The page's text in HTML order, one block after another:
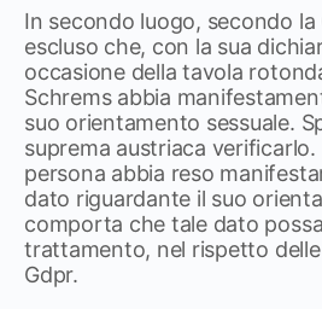
In secondo luogo, secondo
escluso che, con la sua
occasione della tavola
Schrems abbia
suo orientamento sessuale.
suprema austriaca
persona abbia reso
dato riguardante il suo
comporta che tale dato
trattamento, nel rispetto
Gdpr.